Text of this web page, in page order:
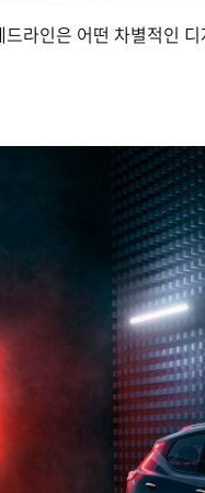
드라인은 어떤 차별적인